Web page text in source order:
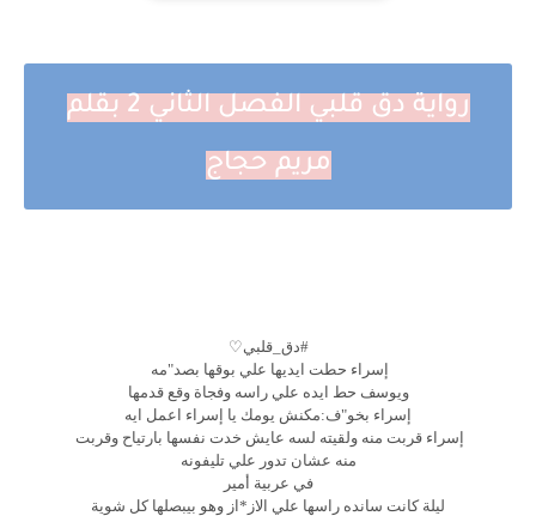
رواية دق قلبي الفصل الثاني 2 بقلم
مريم حجاج
#دق_قلبي♡
إسراء حطت ايديها علي بوقها بصد"مه
ويوسف حط ايده علي راسه وفجاة وقع قدمها
إسراء بخو"ف:مكنش يومك يا إسراء اعمل ايه
إسراء قربت منه ولقيته لسه عايش خدت نفسها بارتياح وقربت
منه عشان تدور علي تليفونه
في عربية أمير
ليلة كانت سانده راسها علي الاز*از وهو بيبصلها كل شوية